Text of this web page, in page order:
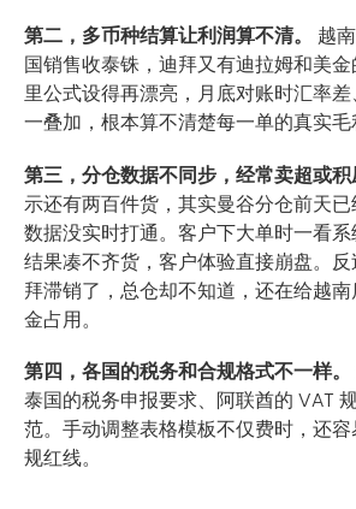
第二，多币种结算让利润算不清。
越
国销售收泰铢，迪拜又有迪拉姆和美
里公式设得再漂亮，月底对账时汇率
一叠加，根本算不清楚每一单的真实毛
第三，分仓数据不同步，经常卖超或积
示还有两百件货，其实曼谷分仓前天
数据没实时打通。客户下大单时一看系
结果凑不齐货，客户体验直接崩盘。
拜滞销了，总仓却不知道，还在给越
金占用。
第四，各国的税务和合规格式不一样。
泰国的税务申报要求、阿联酋的 VAT
范。手动调整表格模板不仅费时，还
规红线。